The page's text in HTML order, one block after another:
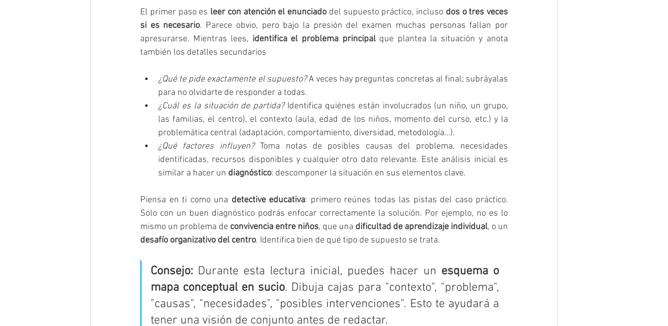
El primer paso es leer con atención el enunciado del supuesto práctico, incluso dos o tres veces
si es necesario. Parece obvio, pero bajo la presión del examen muchas personas fallan por
apresurarse. Mientras lees, identifica el problema principal que plantea la situación y anota
también los detalles secundarios
¿Qué te pide exactamente el supuesto? A veces hay preguntas concretas al final; subráyalas
para no olvidarte de responder a todas.
¿Cuál es la situación de partida? Identifica quiénes están involucrados (un niño, un grupo,
las familias, el centro), el contexto (aula, edad de los niños, momento del curso, etc.) y la
problemática central (adaptación, comportamiento, diversidad, metodología...).
¿Qué factores influyen? Toma notas de posibles causas del problema, necesidades
identificadas, recursos disponibles y cualquier otro dato relevante. Este análisis inicial es
similar a hacer un diagnóstico: descomponer la situación en sus elementos clave.
Piensa en ti como una detective educativa: primero reúnes todas las pistas del caso práctico.
Solo con un buen diagnóstico podrás enfocar correctamente la solución. Por ejemplo, no es lo
mismo un problema de convivencia entre niños, que una dificultad de aprendizaje individual
desafío organizativo del centro. Identifica bien de qué tipo de supuesto se trata.
Consejo: Durante esta lectura inicial, puedes hacer un esquema o
mapa conceptual en sucio. Dibuja cajas para "contexto", "problema",
"causas", "necesidades", "posibles intervenciones". Esto te ayudará a
tener una visión de conjunto antes de redactar.